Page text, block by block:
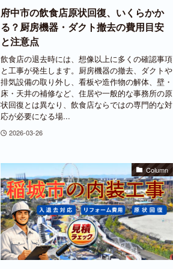
府中市の飲食店原状回復、いくらかか
る？厨房機器・ダクト撤去の費用目安
と注意点
飲食店の退去時には、想像以上に多くの確認事項
と工事が発生します。厨房機器の撤去、ダクトや
排気設備の取り外し、看板や造作物の解体、壁・
床・天井の補修など、住居や一般的な事務所の原
状回復とは異なり、飲食店ならではの専門的な対
応が必要になる場...
2026-03-26
Column